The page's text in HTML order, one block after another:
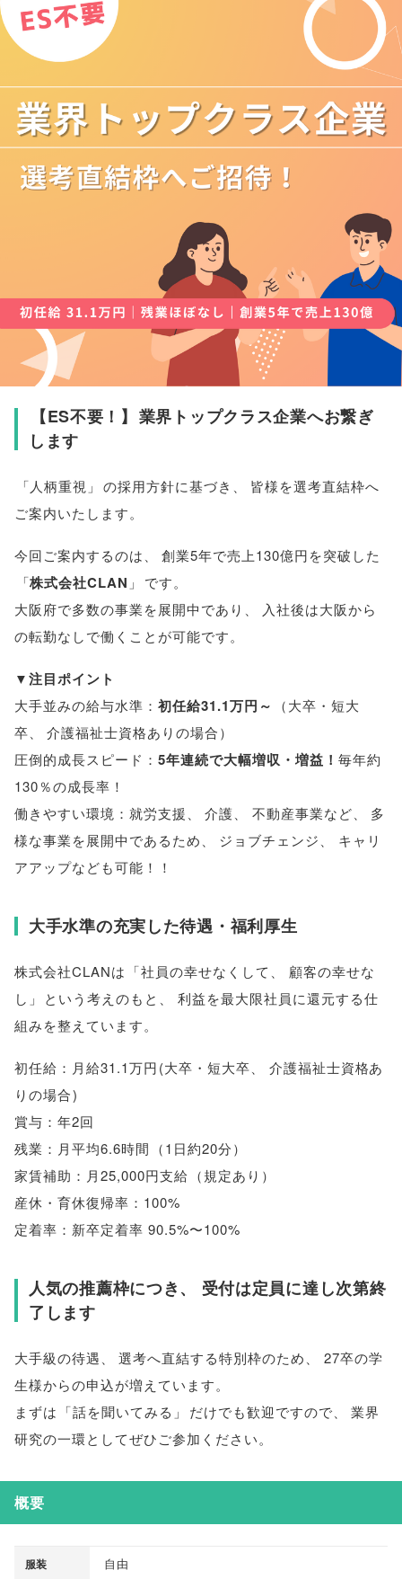
【ES不要！ 】 業界トップクラス企業へお繋ぎ
します
「人柄重視 」 の採用方針に基づき 皆様を選考直結枠へ
ご案内いたします。
今回ご案内するのは
創業5年で売上130億円を突破した
「株式会社CLAN 」 です。
大阪府で多数の事業を展開中であり
入社後は大阪から
の転勤なしで働くことが可能です。
▼注目ポイント
大手並みの給与水準： 初任給31.1万円～ （大卒・短大
卒
介護福祉士資格ありの場合）
圧倒的成長スピード： 5年連続で大幅増収・増益！ 毎年約
130％の成長率！
働きやすい環境：就労支援
介護 不動産事業など
多
様な事業を展開中であるため
ジョブチェンジ
キャリ
アアップなども可能！！
大手水準の充実した待遇・福利厚生
株式会社CLANは 「社員の幸せなくして
顧客の幸せな
し 」 という考えのもと
利益を最大限社員に還元する仕
組みを整えています。
初任給：月給31.1万円(大卒・短大卒
介護福祉士資格あ
りの場合)
賞与：年2回
残業：月平均6.6時間 （1日約20分）
家賃補助：月25,000円支給 （規定あり ）
産休・育休復帰率：100%
定着率：新卒定着率 90.5%〜100%
人気の推薦枠につき、
受付は定員に達し次第終
了します
大手級の待遇 選考へ直結する特別枠のため
27卒の学
生様からの申込が増えています。
まずは 「話を聞いてみる 」 だけでも歓迎ですので
業界
研究の一環としてぜひご参加ください。
概要
服装 自由